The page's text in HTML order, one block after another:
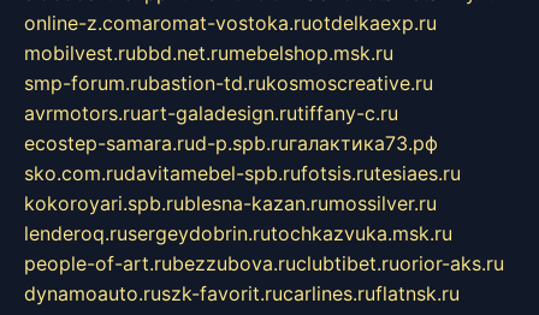
online-z.comaromat-vostoka.ruotdelkaexp.ru
mobilvest.rubbd.net.rumebelshop.msk.ru
smp-forum.rubastion-td.rukosmoscreative.ru
avrmotors.ruart-galadesign.rutiffany-c.ru
ecostep-samara.rud-p.spb.ruгалактика73.рф
sko.com.rudavitamebel-spb.rufotsis.rutesiaes.ru
kokoroyari.spb.rublesna-kazan.rumossilver.ru
lenderoq.rusergeydobrin.rutochkazvuka.msk.ru
people-of-art.rubezzubova.ruclubtibet.ruorior-aks.ru
dynamoauto.ruszk-favorit.rucarlines.ruflatnsk.ru